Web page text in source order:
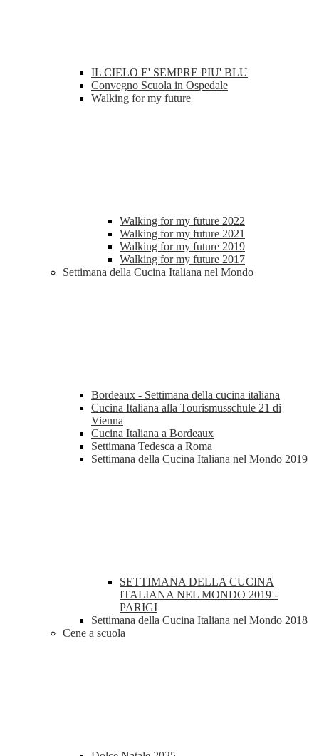
IL CIELO E' SEMPRE PIU' BLU
Convegno Scuola in Ospedale
Walking for my future
Walking for my future 2022
Walking for my future 2021
Walking for my future 2019
Walking for my future 2017
Settimana della Cucina Italiana nel Mondo
Bordeaux - Settimana della cucina italiana
Cucina Italiana alla Tourismusschule 21 di
Vienna
Cucina Italiana a Bordeaux
Settimana Tedesca a Roma
Settimana della Cucina Italiana nel Mondo 2019
SETTIMANA DELLA CUCINA
ITALIANA NEL MONDO 2019 -
PARIGI
Settimana della Cucina Italiana nel Mondo 2018
Cene a scuola